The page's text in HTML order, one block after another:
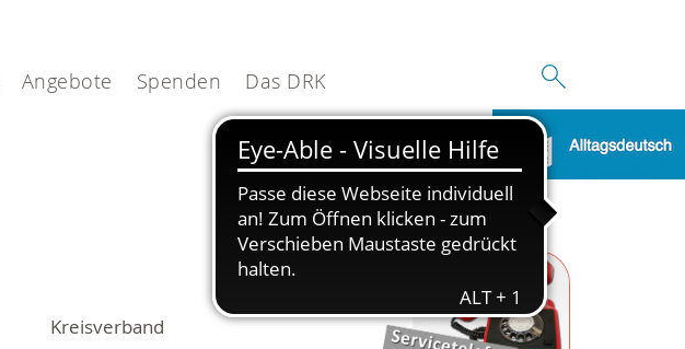
Angebote Spenden Das DRK
Kreisverband